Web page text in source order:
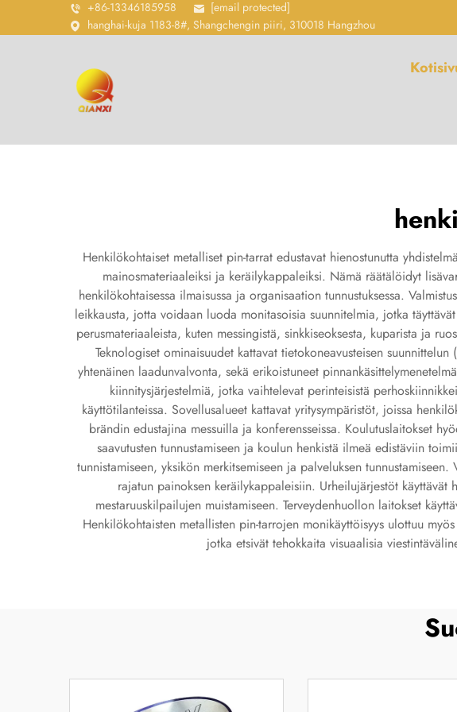
+86-13346185958
[email protected]
hanghai-kuja 1183-8#, Shangchengin piiri, 310018 Hangzhou
Henkilökohtaiset metalliset pin-tarrat edustavat hienostunutta
mainosmateriaaleiksi ja keräilykappaleiksi. Nämä räätälöidyt
henkilökohtaisessa ilmaisussa ja organisaation tunnustuksessa.
leikkausta, jotta voidaan luoda monitasoisia suunnitelmia, jotka
perusmateriaaleista, kuten messingistä, sinkkiseoksesta, kuparista ja
Teknologiset ominaisuudet kattavat tietokoneavusteisen
yhtenäinen laadunvalvonta, sekä erikoistuneet
kiinnitysjärjestelmiä, jotka vaihtelevat perinteisistä
käyttötilanteissa. Sovellusalueet kattavat yritysympäristöt, joissa
brändin edustajina messuilla ja konferensseissa. Koulutuslaitokset
saavutusten tunnustamiseen ja koulun henkistä ilmeä edistäviin
tunnistamiseen, yksikön merkitsemiseen ja palveluksen
rajatun painoksen keräilykappaleisiin. Urheilujärjestöt
mestaruuskilpailujen muistamiseen. Terveydenhuollon laitokset
Henkilökohtaisten metallisten pin-tarrojen monikäyttöisyys ulottuu
jotka etsivät tehokkaita visuaalisia